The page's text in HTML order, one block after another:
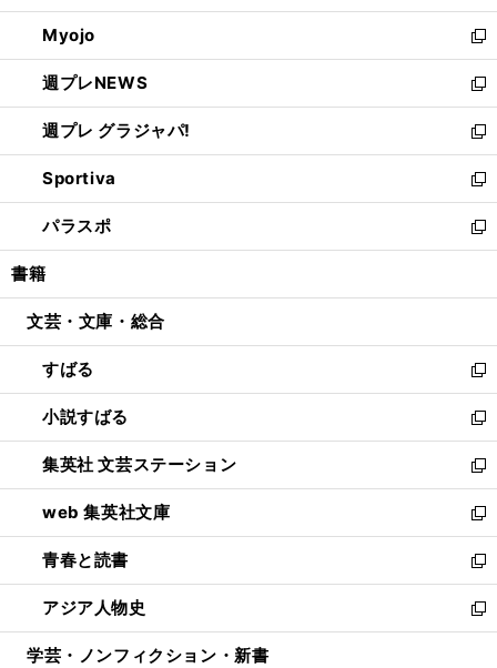
開
く
ウ
で
開
く
ン
ド
ウ
で
開
く
ウ
ィ
ン
ド
ウ
で
開
く
Myojo
新
し
い
ウ
ィ
ン
ド
ウ
で
開
週プレNEWS
新
し
い
ウ
ィ
ン
ド
ウ
開
週プレ グラジャパ!
新
し
い
ウ
ィ
ン
ウ
開
く
Sportiva
新
し
い
ウ
ン
ウ
で
開
く
パラスポ
新
し
ウ
ン
ド
ウ
で
開
く
書籍
文芸・文庫・総合
すばる
新
し
い
ウ
ィ
ン
ド
ウ
で
開
く
小説すばる
新
し
い
ウ
ィ
ン
ド
ウ
で
開
集英社 文芸ステーション
新
し
い
ウ
ィ
ン
ド
ウ
web 集英社文庫
新
し
い
ウ
ィ
ン
青春と読書
新
し
い
ウ
アジア人物史
新
し
学芸・ノンフィクション・新書